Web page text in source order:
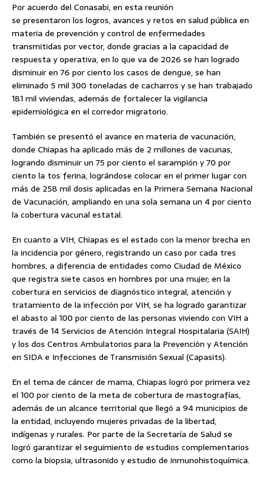
Por acuerdo del Conasabi, en esta reunión
se presentaron los logros, avances y retos en salud pública en
materia de prevención y control de enfermedades
transmitidas por vector, donde gracias a la capacidad de
respuesta y operativa, en lo que va de 2026 se han logrado
disminuir en 76 por ciento los casos de dengue, se han
eliminado 5 mil 300 toneladas de cacharros y se han trabajado
181 mil viviendas, además de fortalecer la vigilancia
epidemiológica en el corredor migratorio.
También se presentó el avance en materia de vacunación,
donde Chiapas ha aplicado más de 2 millones de vacunas,
logrando disminuir un 75 por ciento el sarampión y 70 por
ciento la tos ferina, lográndose colocar en el primer lugar con
más de 258 mil dosis aplicadas en la Primera Semana Nacional
de Vacunación, ampliando en una sola semana un 4 por ciento
la cobertura vacunal estatal.
En cuanto a VIH, Chiapas es el estado con la menor brecha en
la incidencia por género, registrando un caso por cada tres
hombres, a diferencia de entidades como Ciudad de México
que registra siete casos en hombres por una mujer; en la
cobertura en servicios de diagnóstico integral, atención y
tratamiento de la infección por VIH, se ha logrado garantizar
el abasto al 100 por ciento de las personas viviendo con VIH a
través de 14 Servicios de Atención Integral Hospitalaria (SAIH)
y los dos Centros Ambulatorios para la Prevención y Atención
en SIDA e Infecciones de Transmisión Sexual (Capasits).
En el tema de cáncer de mama, Chiapas logró por primera vez
el 100 por ciento de la meta de cobertura de mastografías,
además de un alcance territorial que llegó a 94 municipios de
la entidad, incluyendo mujeres privadas de la libertad,
indígenas y rurales. Por parte de la Secretaría de Salud se
logró garantizar el seguimiento de estudios complementarios
como la biopsia, ultrasonido y estudio de inmunohistoquímica.